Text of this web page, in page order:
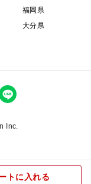
トに入れる
福岡県
大分県
Inc.